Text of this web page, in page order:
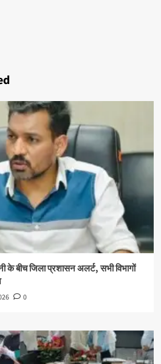
के बीच जिला प्रशासन अलर्ट, सभी विभागों
0